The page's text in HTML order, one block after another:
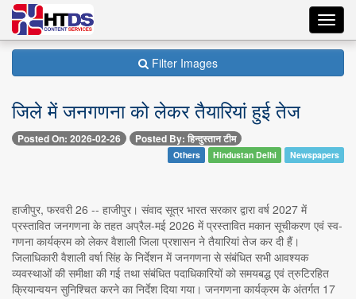
Filter Images
जिले में जनगणना को लेकर तैयारियां हुई तेज
Posted On: 2026-02-26 Posted By: हिन्दुस्तान टीम
Others Hindustan Delhi Newspapers
हाजीपुर, फरवरी 26 -- हाजीपुर। संवाद सूत्र भारत सरकार द्वारा वर्ष 2027 में
प्रस्तावित जनगणना के तहत अप्रैल-मई 2026 में प्रस्तावित मकान सूचीकरण एवं स्व-
गणना कार्यक्रम को लेकर वैशाली जिला प्रशासन ने तैयारियां तेज कर दी हैं।
जिलाधिकारी वैशाली वर्षा सिंह के निर्देशन में जनगणना से संबंधित सभी आवश्यक
व्यवस्थाओं की समीक्षा की गई तथा संबंधित पदाधिकारियों को समयबद्ध एवं त्रुटिरहित
क्रियान्वयन सुनिश्चित करने का निर्देश दिया गया। जनगणना कार्यक्रम के अंतर्गत 17